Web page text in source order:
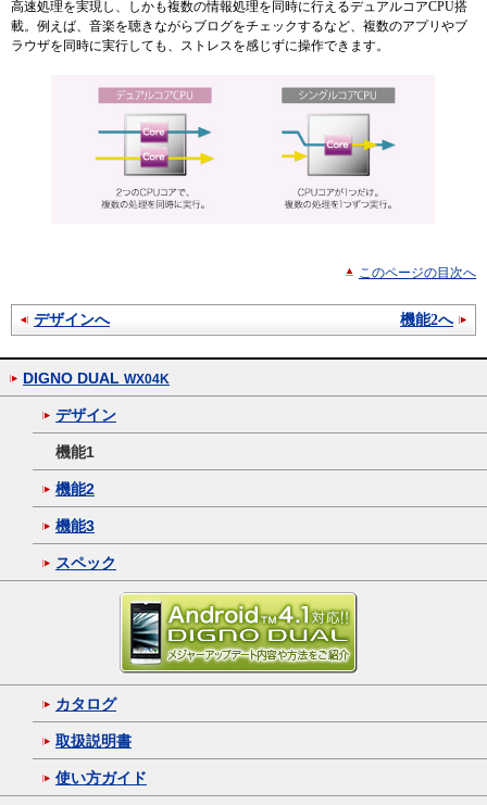
高速処理を実現し、しかも複数の情報処理を同時に行えるデュアルコアCPU搭
載。例えば、音楽を聴きながらブログをチェックするなど、複数のアプリやブ
ラウザを同時に実行しても、ストレスを感じずに操作できます。
このページの目次へ
機能2へ
デザインへ
DIGNO DUAL WX04K
デザイン
機能1
機能2
機能3
スペック
カタログ
取扱説明書
使い方ガイド